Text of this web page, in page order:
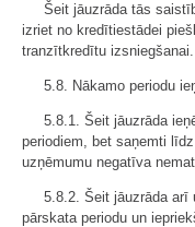
Šeit jāuzrāda tās
izriet no kredītiestādei
tranzītkredītu izsniegšanai.
5.8. Nākamo periodu
5.8.1. Šeit jāuzrāda
periodiem, bet saņemti
uzņēmumu negatīva
5.8.2. Šeit jāuzrāda
pārskata periodu un